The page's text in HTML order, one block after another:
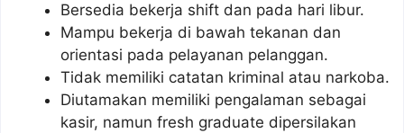
Bersedia bekerja shift dan pada hari libur.
Mampu bekerja di bawah tekanan dan
orientasi pada pelayanan pelanggan.
Tidak memiliki catatan kriminal atau narkoba.
Diutamakan memiliki pengalaman sebagai
kasir, namun fresh graduate dipersilakan